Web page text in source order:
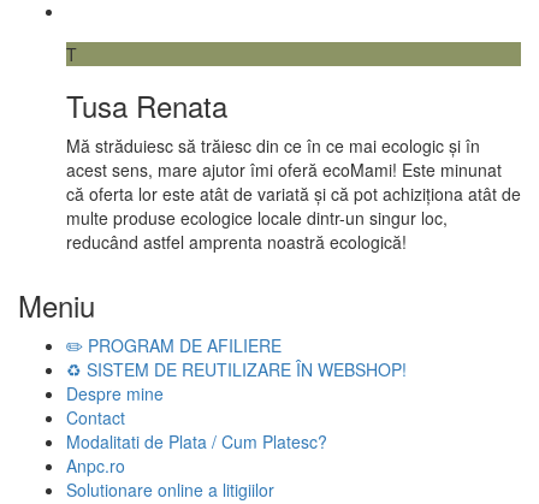
T
Tusa Renata
Mă străduiesc să trăiesc din ce în ce mai ecologic și în
acest sens, mare ajutor îmi oferă ecoMami! Este minunat
că oferta lor este atât de variată și că pot achiziționa atât de
multe produse ecologice locale dintr-un singur loc,
reducând astfel amprenta noastră ecologică!
Meniu
✏️ PROGRAM DE AFILIERE
♻️ SISTEM DE REUTILIZARE ÎN WEBSHOP!
Despre mine
Contact
Modalitati de Plata / Cum Platesc?
Anpc.ro
Solutionare online a litigiilor